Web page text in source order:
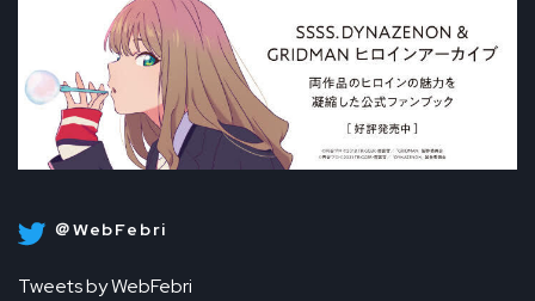
＠WebFebri
Tweets by WebFebri